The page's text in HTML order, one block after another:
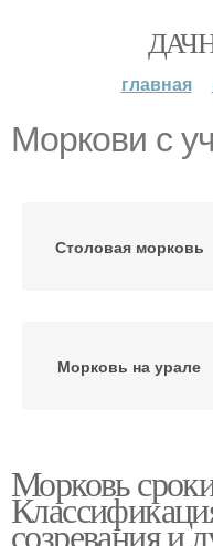
главная
Моркови с
Столовая морковь
Морковь на урале
Морковь
созревания и